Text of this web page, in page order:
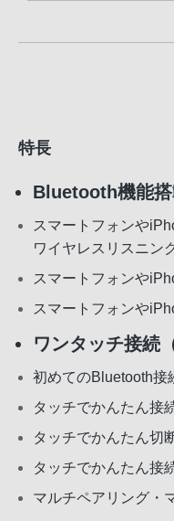
特長
Bluetooth機能
スマートフォンや
ワイヤレスリスニン
スマートフォンや
スマートフォンや
ワンタッチ接続
初めてのBluetooth接
タッチでかんたん接
タッチでかんたん切
タッチでかんたん接
マルチペアリング・